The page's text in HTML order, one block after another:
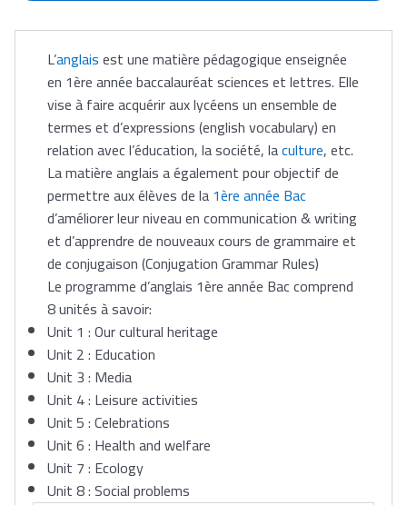
L’anglaisest une matière pédagogique enseignée
en 1ère année baccalauréat sciences et lettres. Elle
vise à faire acquérir aux lycéens un ensemble de
termes et d’expressions (english vocabulary) en
relation avec l’éducation, la société, laculture, etc.
La matière anglais a également pour objectif de
permettre aux élèves de la1ère année Bac
d’améliorer leur niveau en communication & writing
et d’apprendre de nouveaux cours de grammaire et
de conjugaison (Conjugation Grammar Rules)
Le programme d’anglais 1ère année Bac comprend
8 unités à savoir:
Unit 1 : Our cultural heritage
Unit 2 : Education
Unit 3 : Media
Unit 4 : Leisure activities
Unit 5 : Celebrations
Unit 6 : Health and welfare
Unit 7 : Ecology
Unit 8 : Social problems